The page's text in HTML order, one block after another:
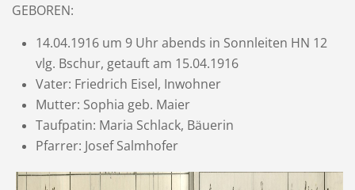
GEBOREN:
14.04.1916 um 9 Uhr abends in Sonnleiten HN 12
vlg. Bschur, getauft am 15.04.1916
Vater: Friedrich Eisel, Inwohner
Mutter: Sophia geb. Maier
Taufpatin: Maria Schlack, Bäuerin
Pfarrer: Josef Salmhofer